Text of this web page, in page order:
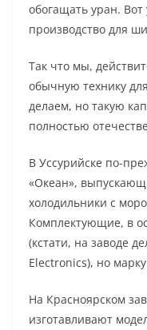
обогащать уран.
производство для
Так что мы,
обычную технику
делаем, но такую
полностью
В Уссурийске по-
«Океан»,
холодильники с
Комплектующие, в
(кстати, на заводе
Electronics), но
На Красноярском
изготавливают